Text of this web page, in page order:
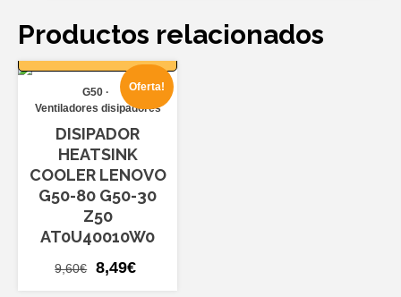
Productos relacionados
AÑADIR AL
Oferta!
G50
Ventiladores disipadores
DISIPADOR
HEATSINK
COOLER LENOVO
G50-80 G50-30
Z50
AT0U40010W0
9,60€
El
8,49€